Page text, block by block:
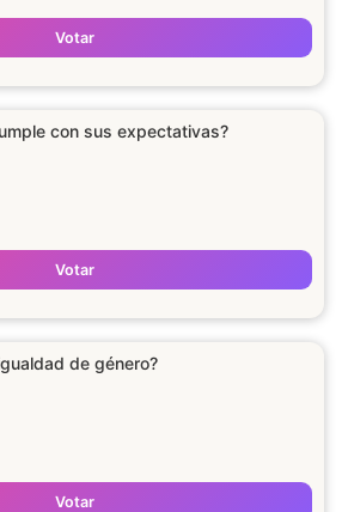
Votar
con sus expectativas?
Votar
de género?
Votar